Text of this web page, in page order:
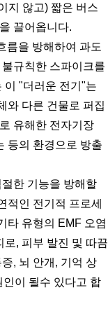
지 않고) 짧은 버스
끌어옵니다.
름을 방해하여 과도
규칙한 스파이크를
이 "더러운 전기"는
와 다른 건물로 퍼집
유해한 전자기장
등의 환경으로 방출
한 기능을 방해할
적인 전기적 프로세
타 유형의 EMF 오염
로, 피부 발진 및 따끔
, 뇌 안개, 기억 상
이 될수 있다고 합